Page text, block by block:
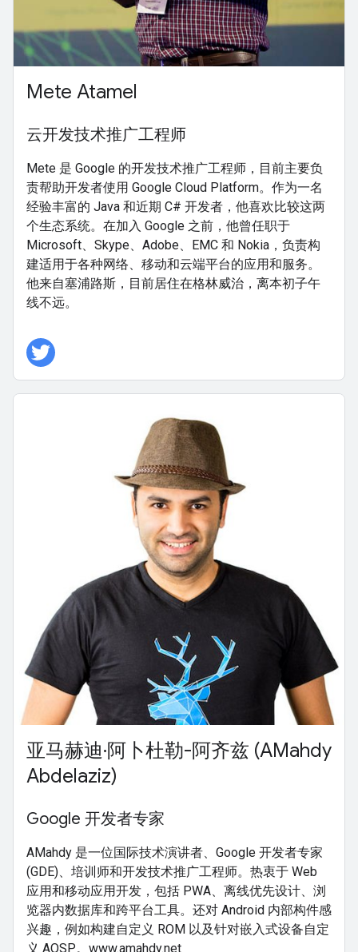
Mete Atamel
云开发技术推广工程师
Mete 是 Google 的开发技术推广工程师，目前主要负
责帮助开发者使用 Google Cloud Platform。作为一名
经验丰富的 Java 和近期 C# 开发者，他喜欢比较这两
个生态系统。在加入 Google 之前，他曾任职于
Microsoft、Skype、Adobe、EMC 和 Nokia，负责构
建适用于各种网络、移动和云端平台的应用和服务。
他来自塞浦路斯，目前居住在格林威治，离本初子午
线不远。
亚马赫迪·阿卜杜勒-阿齐兹 (AMahdy
Abdelaziz)
Google 开发者专家
AMahdy 是一位国际技术演讲者、Google 开发者专家
(GDE)、培训师和开发技术推广工程师。热衷于 Web
应用和移动应用开发，包括 PWA、离线优先设计、浏
览器内数据库和跨平台工具。还对 Android 内部构件感
兴趣，例如构建自定义 ROM 以及针对嵌入式设备自定
义 AOSP。www.amahdy.net